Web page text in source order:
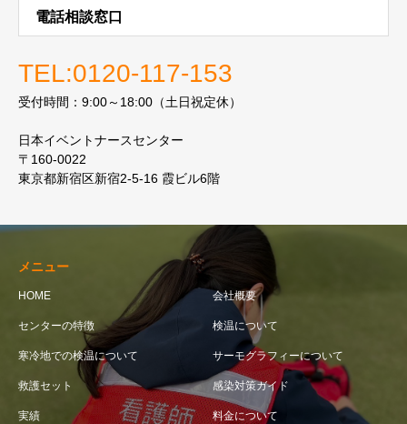
電話相談窓口
TEL:0120-117-153
受付時間：9:00～18:00（土日祝定休）
日本イベントナースセンター
〒160-0022
東京都新宿区新宿2-5-16 霞ビル6階
メニュー
HOME 会社概要
センターの特徴 検温について
寒冷地での検温について サーモグラフィーについて
救護セット 感染対策ガイド
実績 料金について